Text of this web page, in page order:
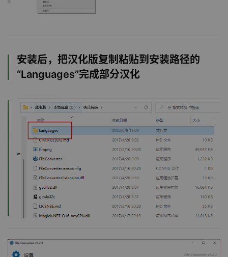
安装后，把汉化版复制粘贴到安装路径的
“Languages”完成部分汉化